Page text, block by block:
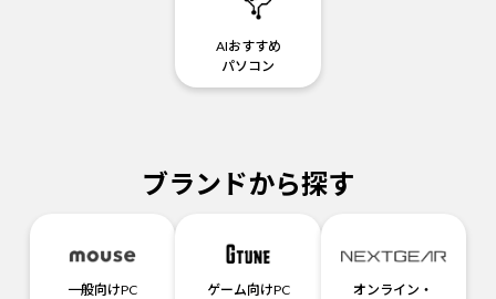
AIおすすめ
パソコン
ブランドから探す
一般向けPC ゲーム向けPC
オンライン・